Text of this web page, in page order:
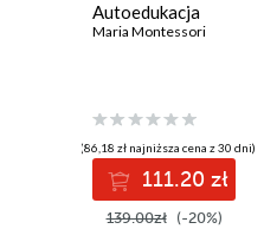
Autoedukacja
Maria Montessori
(86,18 zł najniższa cena z 30 dni)
111.20 zł
139.00zł (-20%)